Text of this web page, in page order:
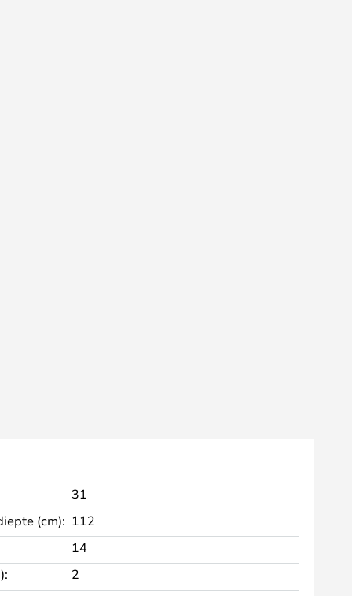
31
(cm): 112
14
2